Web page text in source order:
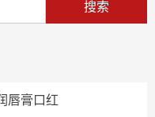
唇膏口红